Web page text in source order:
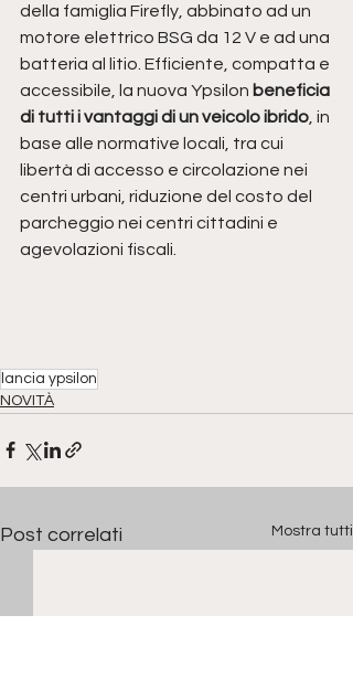
della famiglia Firefly, abbinato ad un
motore elettrico BSG da 12 V e ad una
batteria al litio. Efficiente, compatta e
accessibile, la nuova Ypsilon beneficia
di tutti i vantaggi di un veicolo ibrido , in
base alle normative locali, tra cui
libertà di accesso e circolazione nei
centri urbani, riduzione del costo del
parcheggio nei centri cittadini e
agevolazioni fiscali.
lancia ypsilon
NOVITÀ
Post correlati Mostra tutti